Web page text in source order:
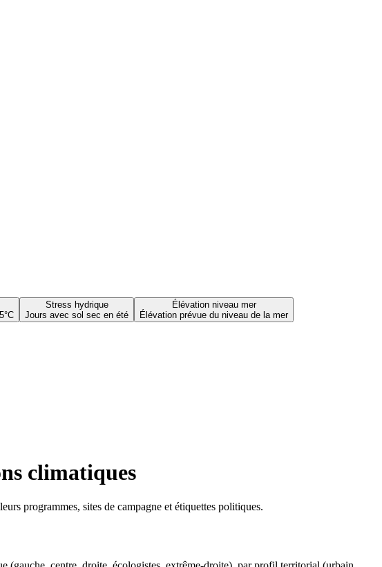
Stress hydrique
Jours avec sol sec en été
Élévation niveau mer
Élévation prévue du niveau de la mer
climatiques
programmes, sites de campagne et étiquettes politiques.